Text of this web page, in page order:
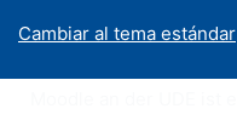
Cambiar al tema estándar